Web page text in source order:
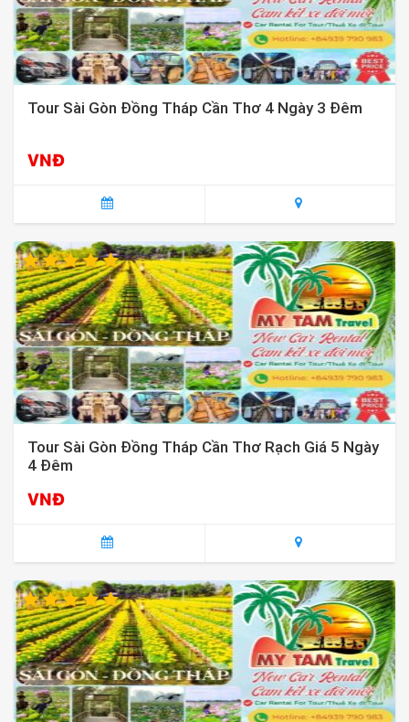
Tour Sài Gòn Đồng Tháp Cần Thơ 4 Ngày 3 Đêm
VNĐ
Tour Sài Gòn Đồng Tháp Cần Thơ Rạch Giá 5 Ngày
4 Đêm
VNĐ